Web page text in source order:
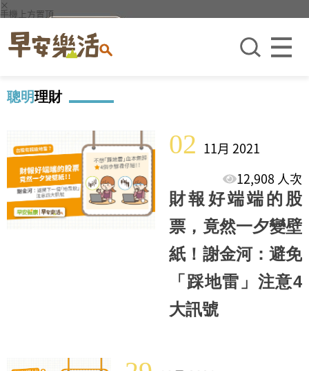
×
手機上方置頂
聰明理財
02 11月 2021
12,908 人次
財報好端端的股
票，竟然一夕變壁
紙！謝金河：避免
「踩地雷」注意4
大訊號